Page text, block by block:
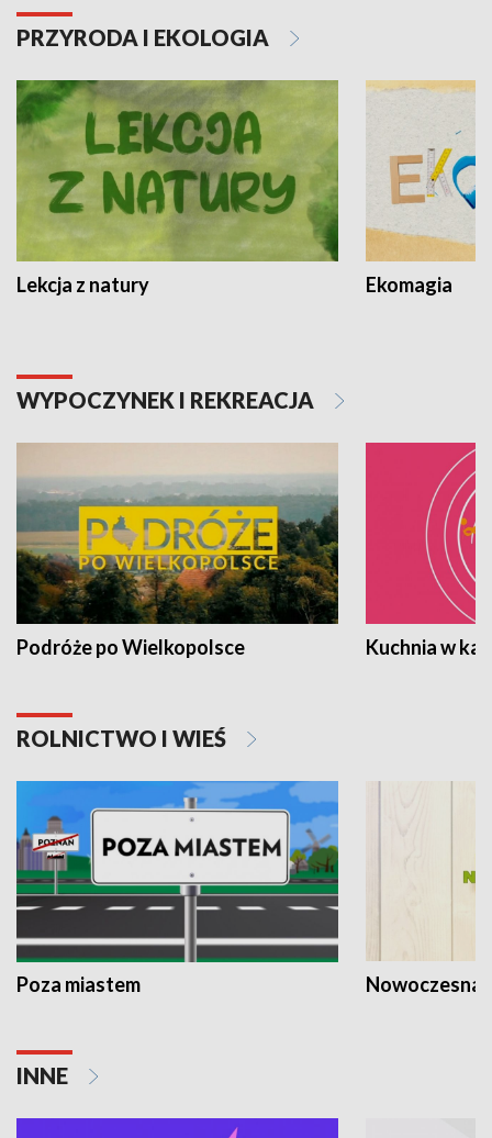
PRZYRODA I EKOLOGIA
Lekcja z natury Ekomagia
WYPOCZYNEK I REKREACJA
Podróże po Wielkopolsce Kuchnia w
ROLNICTWO I WIEŚ
Poza miastem Nowoczesna
INNE